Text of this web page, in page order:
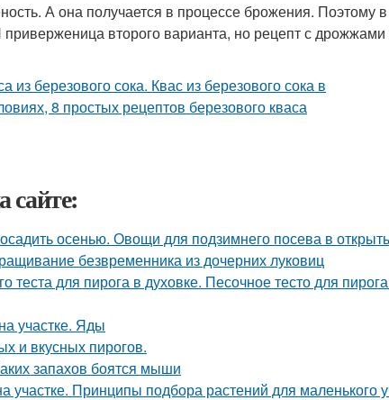
А она получается в процессе брожения. Поэтому
второго варианта, но рецепт с дрожжами
сайте:
осенью. Овощи для подзимнего посева в
безвременника из дочерних луковиц
теста для пирога в духовке. Песочное тесто для
участке. Яды
и вкусных пирогов.
запахов боятся мыши
участке. Принципы подбора растений для маленького